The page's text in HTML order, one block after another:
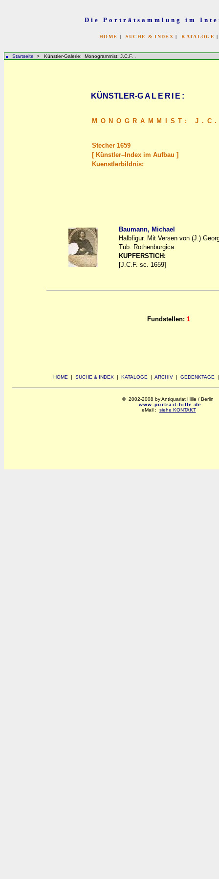
Die Porträtsammlung im
HOME | SUCHE & INDEX |KATALOGE
Startseite > Künstler-Galerie: Monogrammist: J.C.F. ,
KÜNSTLER-GALERIE :
MONOGRAMMIST:
Stecher 1659
[ Künstler–Index im Aufbau ]
Kuenstlerbildnis:
Baumann, Michael
Halbfigur. Mit Versen von (J.)
Tüb: Rothenburgica.
KUPFERSTICH:
[J.C.F. sc. 1659]
Fundstellen: 1
HOME | SUCHE & INDEX | KATALOGE | ARCHIV | GEDENKTAGE
© 2002-2008 by Antiquariat Hille / Berlin
www.portrait-hille.de
eMail : siehe KONTAKT